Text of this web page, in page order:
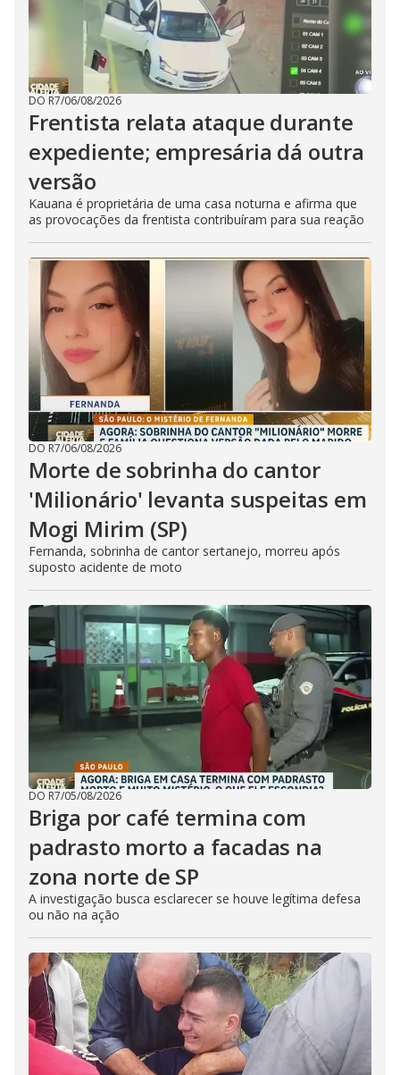
DO R7/06/08/2026
Frentista relata ataque durante
expediente; empresária dá outra
versão
Kauana é proprietária de uma casa noturna e afirma que
as provocações da frentista contribuíram para sua reação
DO R7/06/08/2026
Morte de sobrinha do cantor
'Milionário' levanta suspeitas em
Mogi Mirim (SP)
Fernanda, sobrinha de cantor sertanejo, morreu após
suposto acidente de moto
DO R7/05/08/2026
Briga por café termina com
padrasto morto a facadas na
zona norte de SP
A investigação busca esclarecer se houve legítima defesa
ou não na ação